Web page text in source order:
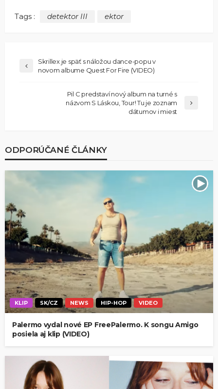
Tags : detektor III ektor
Skrillex je späť s náložou dance-popu v
novom albume Quest For Fire (VIDEO)
Pil C predstaví nový album na turné s
názvom S Láskou, Tour! Tu je zoznam
dátumov i miest
ODPORÚČANÉ ČLÁNKY
KLIP SK/CZ NEWS HIP-HOP VIDEO
Palermo vydal nové EP FreePalermo. K songu Amigo
posiela aj klip (VIDEO)